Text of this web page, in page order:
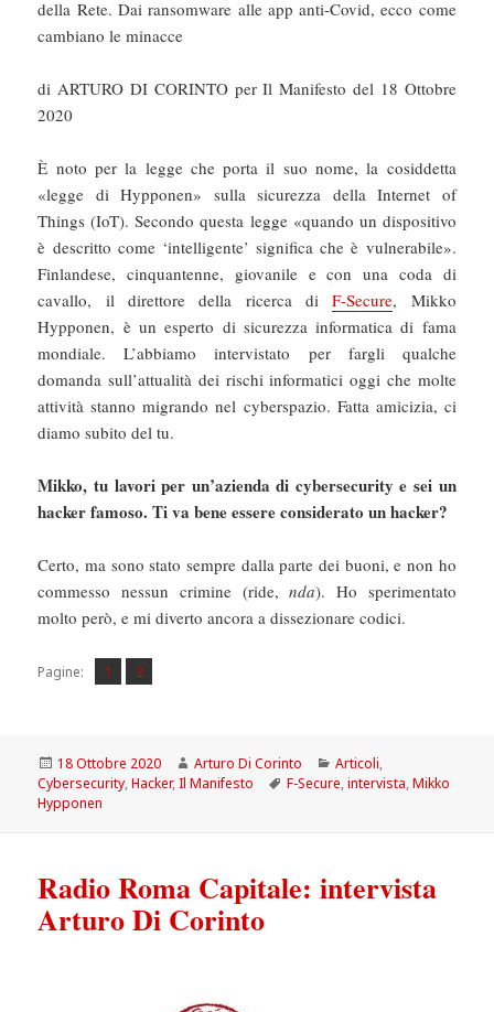
della Rete. Dai ransomware alle app anti-Covid, ecco come
cambiano le minacce
di ARTURO DI CORINTO per Il Manifesto del 18 Ottobre
2020
È noto per la legge che porta il suo nome, la cosiddetta
«legge di Hypponen» sulla sicurezza della Internet of
Things (IoT). Secondo questa legge «quando un dispositivo
è descritto come ‘intelligente’ significa che è vulnerabile».
Finlandese, cinquantenne, giovanile e con una coda di
cavallo, il direttore della ricerca diF-Secure, Mikko
Hypponen, è un esperto di sicurezza informatica di fama
mondiale. L’abbiamo intervistato per fargli qualche
domanda sull’attualità dei rischi informatici oggi che molte
attività stanno migrando nel cyberspazio. Fatta amicizia, ci
diamo subito del tu.
Mikko, tu lavori per un’azienda di cybersecurity e sei un
hacker famoso. Ti va bene essere considerato un hacker?
Certo, ma sono stato sempre dalla parte dei buoni, e non ho
commesso nessun crimine (ride,nda). Ho sperimentato
molto però, e mi diverto ancora a dissezionare codici.
Pagine: Pagina
1 ,
Pagina
2
Scritto
il
18 Ottobre 2020 Autore
Arturo Di Corinto Categorie
Articoli,
Cybersecurity,Hacker,Il Manifesto Tag
F-Secure,intervista,Mikko
Hypponen
Radio Roma Capitale: intervista
Arturo Di Corinto